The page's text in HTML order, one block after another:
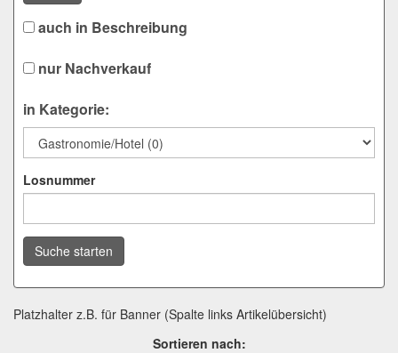
auch in Beschreibung
nur Nachverkauf
in Kategorie:
Losnummer
Suche starten
Platzhalter z.B. für Banner (Spalte links Artikelübersicht)
Sortieren nach: